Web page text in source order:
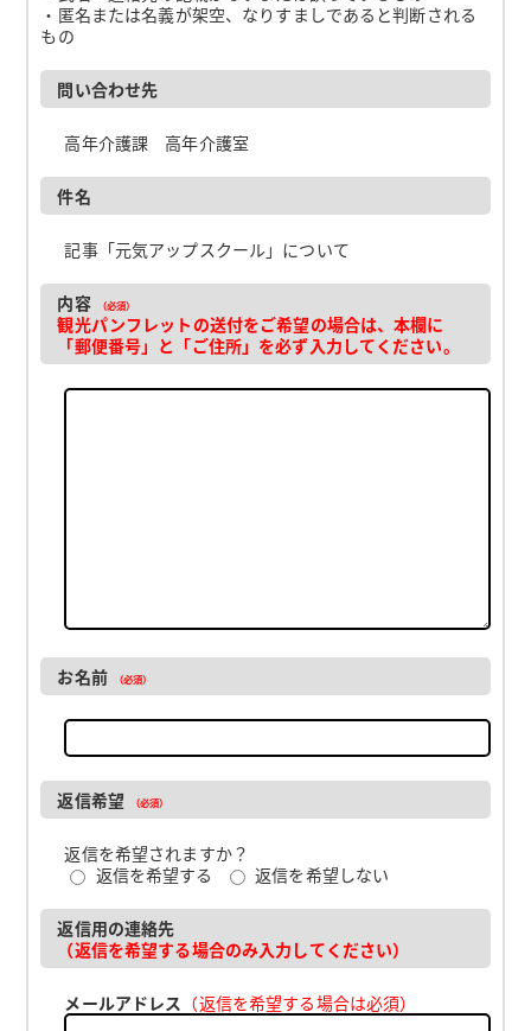
・匿名または名義が架空、なりすましであると判断される
もの
問い合わせ先
高年介護課 高年介護室
件名
記事「元気アップスクール」について
内容 （必須）
観光パンフレットの送付をご希望の場合は、本欄に
「郵便番号」と「ご住所」を必ず入力してください。
お名前 （必須）
返信希望 （必須）
返信を希望されますか？
返信を希望する
返信を希望しない
返信用の連絡先
（返信を希望する場合のみ入力してください）
メールアドレス （返信を希望する場合は必須）